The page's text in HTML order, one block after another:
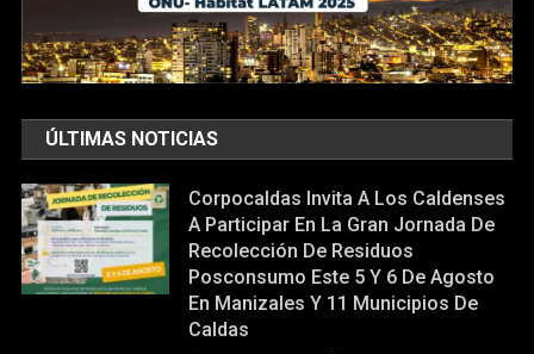
ÚLTIMAS NOTICIAS
Corpocaldas Invita A Los Caldenses
A Participar En La Gran Jornada De
Recolección De Residuos
Posconsumo Este 5 Y 6 De Agosto
En Manizales Y 11 Municipios De
Caldas